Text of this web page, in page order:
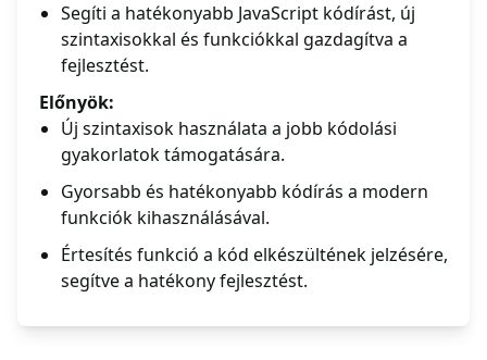
Segíti a hatékonyabb JavaScript kódírást, új
szintaxisokkal és funkciókkal gazdagítva a
fejlesztést.
Előnyök:
Új szintaxisok használata a jobb kódolási
gyakorlatok támogatására.
Gyorsabb és hatékonyabb kódírás a modern
funkciók kihasználásával.
Értesítés funkció a kód elkészültének jelzésére,
segítve a hatékony fejlesztést.